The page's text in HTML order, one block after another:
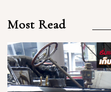
Most Read